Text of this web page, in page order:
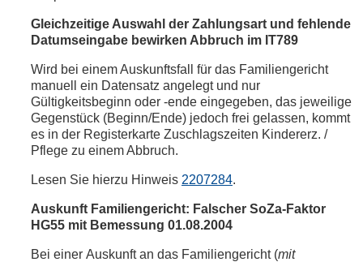
Gleichzeitige Auswahl der Zahlungsart und fehlende
Datumseingabe bewirken Abbruch im IT789
Wird bei einem Auskunftsfall für das Familiengericht
manuell ein Datensatz angelegt und nur
Gültigkeitsbeginn oder -ende eingegeben, das jeweilige
Gegenstück (Beginn/Ende) jedoch frei gelassen, kommt
es in der Registerkarte Zuschlagszeiten Kindererz. /
Pflege zu einem Abbruch.
Lesen Sie hierzu Hinweis 2207284.
Auskunft Familiengericht: Falscher SoZa-Faktor
HG55 mit Bemessung 01.08.2004
Bei einer Auskunft an das Familiengericht (mit